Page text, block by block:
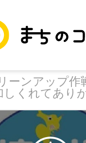
ーンアップ作
しくれてあり
トップ